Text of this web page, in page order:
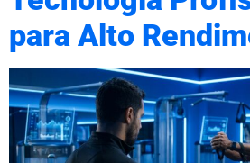
para Alto